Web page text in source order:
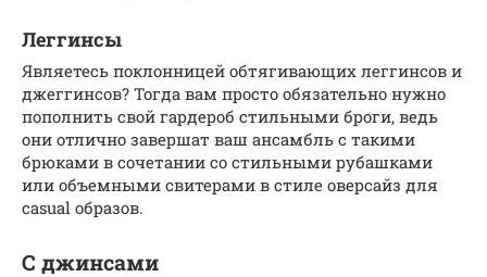
Леггинсы
Являетесь поклонницей обтягивающих леггинсов и
джеггинсов? Тогда вам просто обязательно нужно
пополнить свой гардероб стильными броги, ведь
они отлично завершат ваш ансамбль с такими
брюками в сочетании со стильными рубашками
или объемными свитерами в стиле оверсайз для
casual образов.
С джинсами